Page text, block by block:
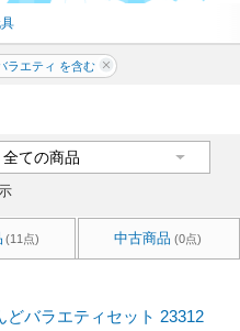
ラエティ を含む
(11点) 中古商品 (0点)
どバラエティセット 23312